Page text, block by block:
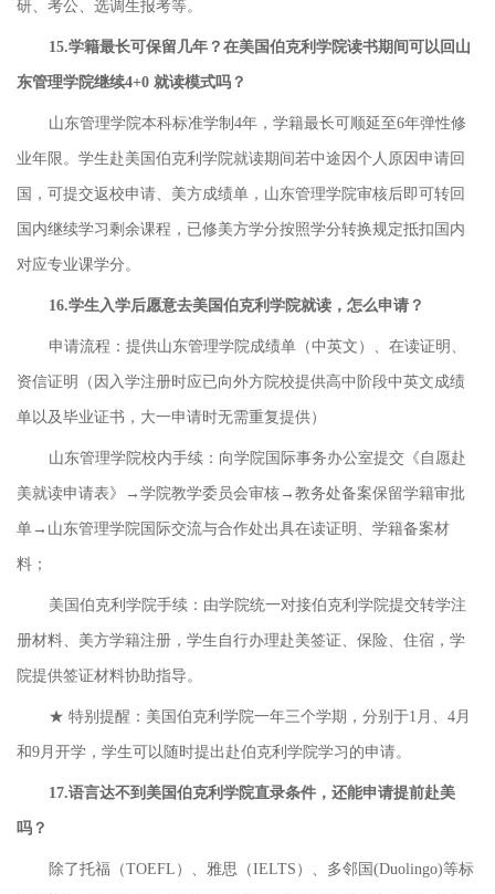
研、考公、选调生报考等。
15.学籍最长可保留几年？在美国伯克利学院读书期间可以回山
东管理学院继续4+0 就读模式吗？
山东管理学院本科标准学制4年，学籍最长可顺延至6年弹性修
业年限。学生赴美国伯克利学院就读期间若中途因个人原因申请回
国，可提交返校申请、美方成绩单，山东管理学院审核后即可转回
国内继续学习剩余课程，已修美方学分按照学分转换规定抵扣国内
对应专业课学分。
16.学生入学后愿意去美国伯克利学院就读，怎么申请？
申请流程：提供山东管理学院成绩单（中英文）、在读证明、
资信证明（因入学注册时应已向外方院校提供高中阶段中英文成绩
单以及毕业证书，大一申请时无需重复提供）
山东管理学院校内手续：向学院国际事务办公室提交《自愿赴
美就读申请表》→学院教学委员会审核→教务处备案保留学籍审批
单→山东管理学院国际交流与合作处出具在读证明、学籍备案材
料；
美国伯克利学院手续：由学院统一对接伯克利学院提交转学注
册材料、美方学籍注册，学生自行办理赴美签证、保险、住宿，学
院提供签证材料协助指导。
★ 特别提醒：美国伯克利学院一年三个学期，分别于1月、4月
和9月开学，学生可以随时提出赴伯克利学院学习的申请。
17.语言达不到美国伯克利学院直录条件，还能申请提前赴美
吗？
除了托福（TOEFL）、雅思（IELTS）、多邻国(Duolingo)等标